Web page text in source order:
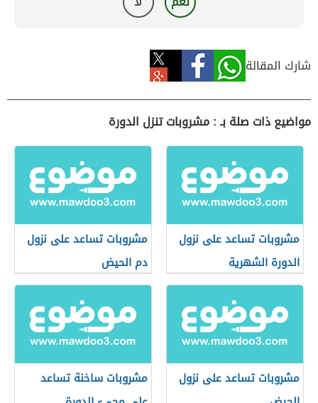
شارك المقالة
مواضيع ذات صلة بـ : مشروبات تنزل الدورة
مشروبات تساعد على نزول
الدورة الشهرية
مشروبات تساعد على نزول
دم الحيض
مشروبات تساعد على نزول
مشروبات ساخنة تساعد